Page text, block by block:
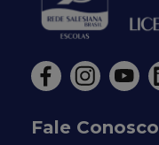
Fale Conosco